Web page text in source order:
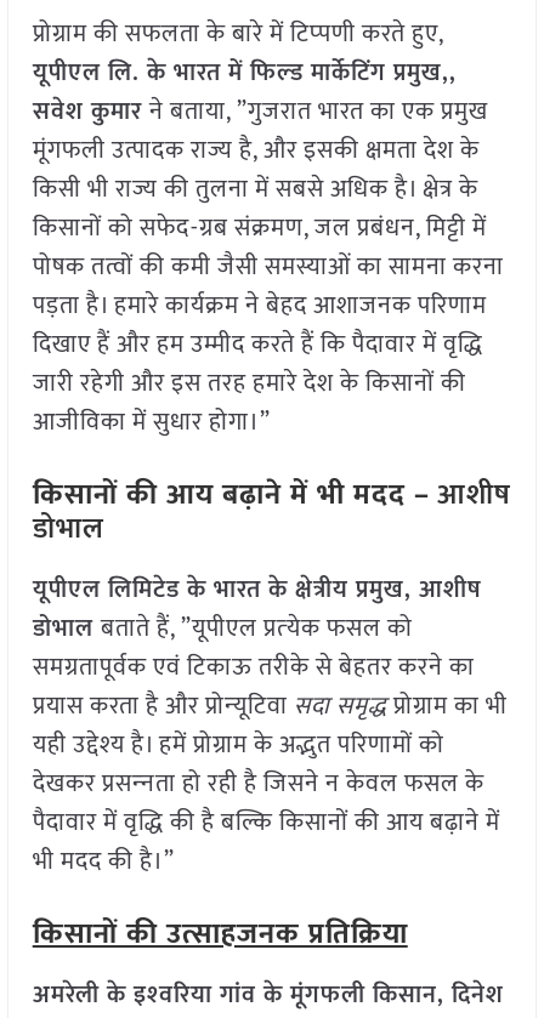
प्रोग्राम की सफलता के बारे में टिप्‍पणी करते हुए,
यूपीएल लि. के भारत में फिल्‍ड मार्केटिंग प्रमुख,,
सवेश कुमारने बताया, ”गुजरात भारत का एक प्रमुख
मूंगफली उत्पादक राज्य है, और इसकी क्षमता देश के
किसी भी राज्य की तुलना में सबसे अधिक है। क्षेत्र के
किसानों को सफेद-ग्रब संक्रमण, जल प्रबंधन, मिट्टी में
पोषक तत्वों की कमी जैसी समस्याओं का सामना करना
पड़ता है। हमारे कार्यक्रम ने बेहद आशाजनक परिणाम
दिखाए हैं और हम उम्मीद करते हैं कि पैदावार में वृद्धि
जारी रहेगी और इस तरह हमारे देश के किसानों की
आजीविका में सुधार होगा।”
किसानों की आय बढ़ाने में भी मदद –आशीष
डोभाल
यूपीएल लिमिटेड के भारत के क्षेत्रीय प्रमुख, आशीष
डोभालबताते हैं, ”यूपीएल प्रत्‍येक फसल को
समग्रतापूर्वक एवं टिकाऊ तरीके से बेहतर करने का
प्रयास करता है और प्रोन्‍यूटिवा सदा समृद्धप्रोग्राम का भी
यही उद्देश्‍य है। हमें प्रोग्राम के अद्भुत परिणामों को
देखकर प्रसन्‍नता हो रही है जिसने न केवल फसल के
पैदावार में वृद्धि की है बल्कि किसानों की आय बढ़ाने में
भी मदद की है।”
किसानों की उत्साहजनक प्रतिक्रिया
अमरेली के इश्‍वरिया गांव के मूंगफली किसान, दिनेश